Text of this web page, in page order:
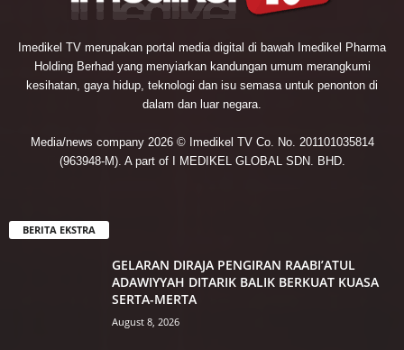
Imedikel TV merupakan portal media digital di bawah Imedikel Pharma
Holding Berhad yang menyiarkan kandungan umum merangkumi
kesihatan, gaya hidup, teknologi dan isu semasa untuk penonton di
dalam dan luar negara.
Media/news company 2026 © Imedikel TV Co. No. 201101035814
(963948-M). A part of I MEDIKEL GLOBAL SDN. BHD.
BERITA EKSTRA
GELARAN DIRAJA PENGIRAN RAABI’ATUL
ADAWIYYAH DITARIK BALIK BERKUAT KUASA
SERTA-MERTA
August 8, 2026